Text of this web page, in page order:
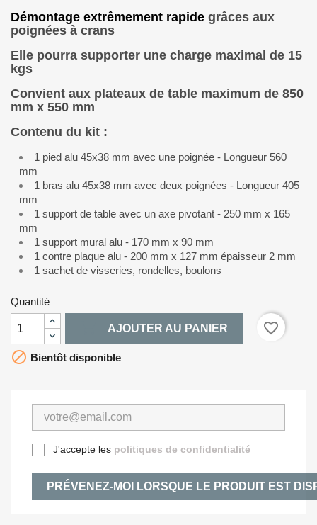
Démontage extrêmement rapide grâces aux
poignées à crans
Elle pourra supporter une charge maximal de 15
kgs
Convient aux plateaux de table maximum de 850
mm x 550 mm
Contenu du kit :
1 pied alu 45x38 mm avec une poignée - Longueur 560
mm
1 bras alu 45x38 mm avec deux poignées - Longueur 405
mm
1 support de table avec un axe pivotant - 250 mm x 165
mm
1 support mural alu - 170 mm x 90 mm
1 contre plaque alu - 200 mm x 127 mm épaisseur 2 mm
1 sachet de visseries, rondelles, boulons
Quantité
AJOUTER AU PANIER
favorite_border
 Bientôt disponible
J'accepte les politiques de confidentialité
PRÉVENEZ-MOI LORSQUE LE PRODUIT EST